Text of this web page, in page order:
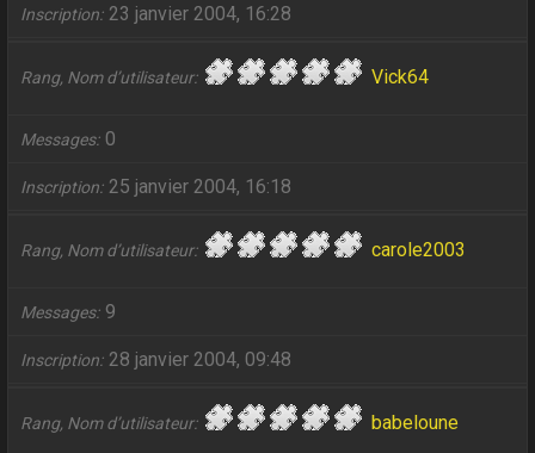
Inscription 23 janvier 2004, 16:28
Rang, Nom d’utilisateur Vick64
Messages 0
Inscription 25 janvier 2004, 16:18
Rang, Nom d’utilisateur carole2003
Messages 9
Inscription 28 janvier 2004, 09:48
Rang, Nom d’utilisateur babeloune